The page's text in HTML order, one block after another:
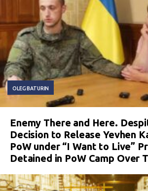
OLEG BATURIN
Enemy There and Here.
Decision to Release Yevhen
PoW under “I Want to Live”
Detained in PoW Camp Over